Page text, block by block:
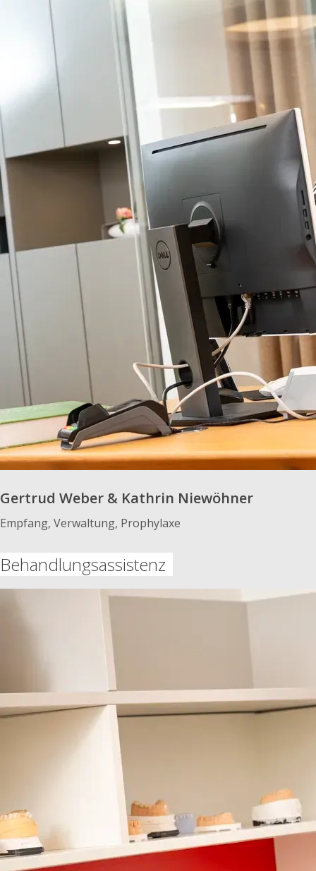
Gertrud Weber & Kathrin Niewöhner
Empfang, Verwaltung, Prophylaxe
Behandlungsassistenz